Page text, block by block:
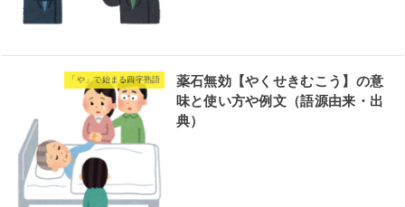
「や」で始まる四字熟語
薬石無効【やくせきむこう】の意
味と使い方や例文（語源由来・出
典）